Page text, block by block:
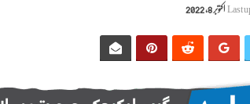
Last اکتوبر 8, 2022